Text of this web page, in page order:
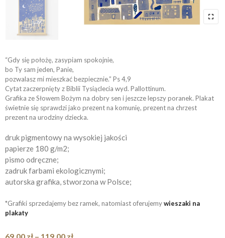
“Gdy się położę, zasypiam spokojnie,
bo Ty sam jeden, Panie,
pozwalasz mi mieszkać bezpiecznie.” Ps 4,9
Cytat zaczerpnięty z Biblii Tysiąclecia wyd. Pallottinum.
Grafika ze Słowem Bożym na dobry sen i jeszcze lepszy poranek. Plakat
świetnie się sprawdzi jako prezent na komunię, prezent na chrzest
prezent na urodziny dziecka.
druk pigmentowy na wysokiej jakości
papierze 180 g/m2;
pismo odręczne;
zadruk farbami ekologicznymi;
autorska grafika, stworzona w Polsce;
*Grafiki sprzedajemy bez ramek, natomiast oferujemywieszaki na
plakaty
69,00 zł – 119,00 złZakres